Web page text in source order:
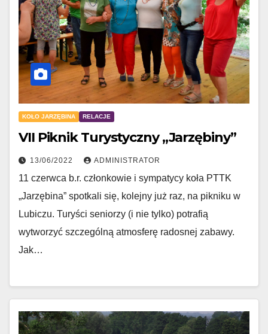
KOŁO JARZĘBINA RELACJE
VII Piknik Turystyczny „Jarzębiny”
13/06/2022 ADMINISTRATOR
11 czerwca b.r. członkowie i sympatycy koła PTTK
„Jarzębina” spotkali się, kolejny już raz, na pikniku w
Lubiczu. Turyści seniorzy (i nie tylko) potrafią
wytworzyć szczególną atmosferę radosnej zabawy.
Jak…